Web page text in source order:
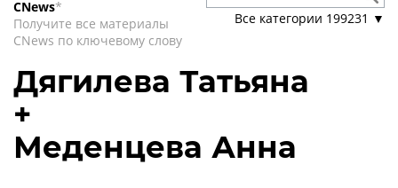
CNews*
Получите все материалы
CNews по ключевому слову
Все категории 199231 ▼
Дягилева Татьяна
+
Меденцева Анна